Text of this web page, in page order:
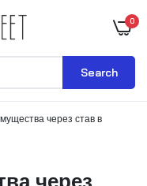
0
Search
через став в